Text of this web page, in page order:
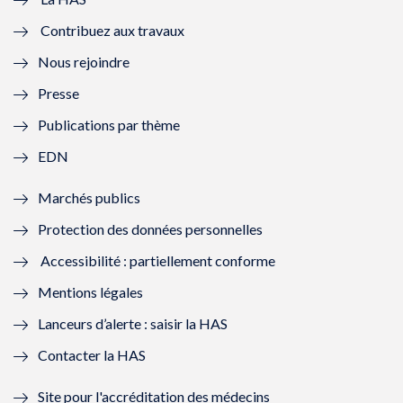
l
l
f
n
ê
t
r
e
)
e
e
n
ê
r
ê
t
e
ê
Contribuez aux travaux
Nous rejoindre
Presse
Publications par thème
EDN
Marchés publics
Protection des données personnelles
Accessibilité : partiellement conforme
Mentions légales
Lanceurs d’alerte : saisir la HAS
Contacter la HAS
Site pour l'accréditation des médecins